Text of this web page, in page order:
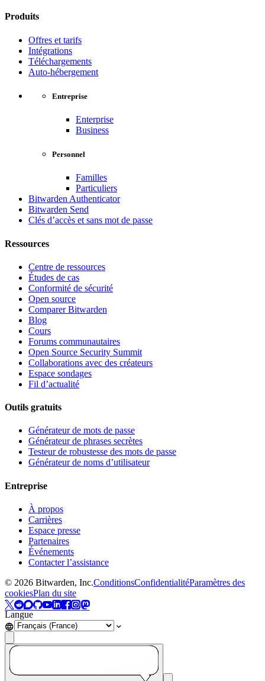
Produits
Offres et tarifs
Intégrations
Téléchargements
Auto-hébergement
Entreprise
Enterprise
Business
Personnel
Familles
Particuliers
Bitwarden Authenticator
Bitwarden Send
Clés d’accès et sans mot de passe
Ressources
Centre de ressources
Études de cas
Conformité de sécurité
Open source
Comparer Bitwarden
Blog
Cours
Forums communautaires
Open Source Security Summit
Collaborations avec des créateurs
Espace sondages
Fil d’actualité
Outils gratuits
Générateur de mots de passe
Générateur de phrases secrètes
Testeur de robustesse des mots de passe
Générateur de noms d’utilisateur
Entreprise
À propos
Carrières
Espace presse
Partenaires
Événements
Contacter l’assistance
© 2026 Bitwarden, Inc.ConditionsConfidentialitéParamètres des
cookiesPlan du site
Langue